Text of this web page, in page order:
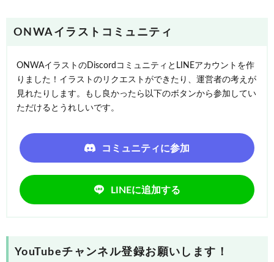
ONWAイラストコミュニティ
ONWAイラストのDiscordコミュニティとLINEアカウントを作
りました！イラストのリクエストができたり、運営者の考えが
見れたりします。もし良かったら以下のボタンから参加してい
ただけるとうれしいです。
コミュニティに参加
LINEに追加する
YouTubeチャンネル登録お願いします！